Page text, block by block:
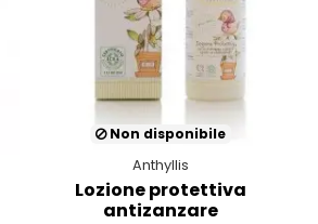
Non disponibile
Anthyllis
Lozione protettiva
antizanzare